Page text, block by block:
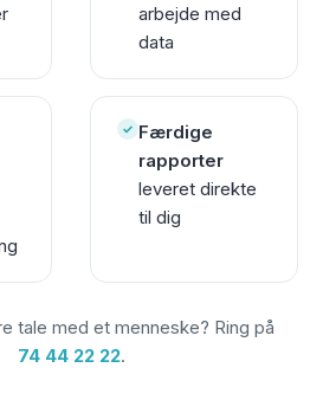
arbejde med
data
✓ Færdige
rapporter
leveret direkte
til dig
tale med et menneske? Ring på
74 44 22 22.